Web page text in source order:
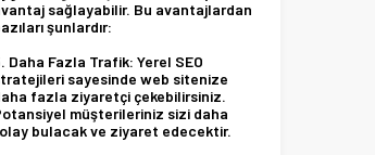
sağlayabilir. Bu avantajlardan
şunlardır:
Daha Fazla Trafik: Yerel SEO
sayesinde web sitenize
fazla ziyaretçi çekebilirsiniz.
müşterileriniz sizi daha
bulacak ve ziyaret edecektir.